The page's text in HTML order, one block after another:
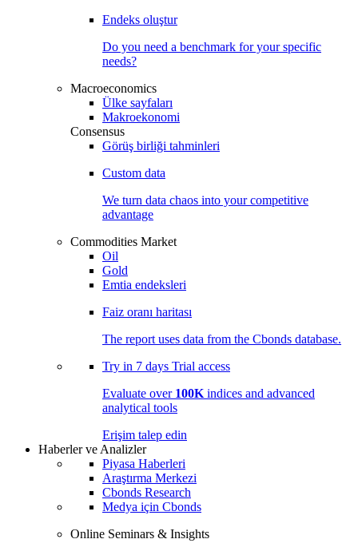
Endeks oluştur
Do you need a benchmark for your specific
needs?
Macroeconomics
Ülke sayfaları
Makroekonomi
Consensus
Görüş birliği tahminleri
Custom data
We turn data chaos into your competitive
advantage
Commodities Market
Oil
Gold
Emtia endeksleri
Faiz oranı haritası
The report uses data from the Cbonds database.
Try in 7 days Trial access
Evaluate over 100K indices and advanced
analytical tools
Erişim talep edin
Haberler ve Analizler
Piyasa Haberleri
Araştırma Merkezi
Cbonds Research
Medya için Cbonds
Online Seminars & Insights